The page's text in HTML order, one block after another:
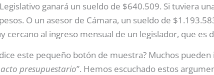
ganará un sueldo de $640.509. Si tuviera
O un asesor de Cámara, un sueldo de
cercano al ingreso mensual de un legislador, que es
este pequeño botón de muestra? Muchos
presupuestario”. Hemos escuchado estos